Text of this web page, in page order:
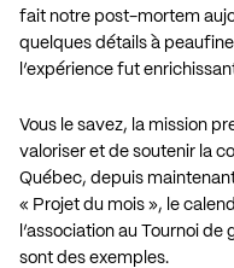
fait notre post-mortem
quelques détails à
l’expérience fut
Vous le savez, la mission
valoriser et de soutenir la
Québec, depuis maintenant
« Projet du mois », le
l’association au Tournoi de
sont des exemples.